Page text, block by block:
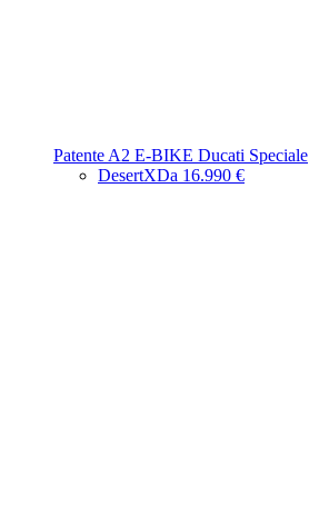
Patente A2 E-BIKE Ducati Speciale
DesertXDa 16.990 €